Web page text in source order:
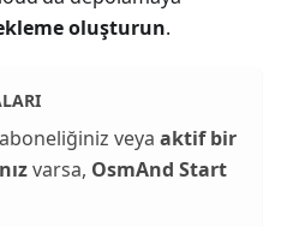
oluşturun.
aboneliğiniz veya aktif bir
varsa, OsmAnd Start